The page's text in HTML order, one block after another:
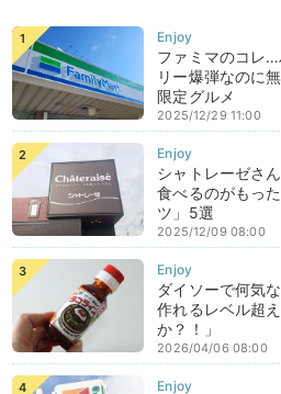
ファミマのコレ
リー爆弾なのに
限定グルメ
2025/12/29 11:00
シャトレーゼさ
食べるのがもっ
ツ」5選
2025/12/09 08:00
ダイソーで何気
作れるレベル超
か？！」
2026/04/06 08:00